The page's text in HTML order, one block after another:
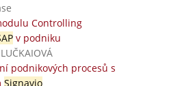
Controlling
v podniku
podnikových procesů s
Signavio